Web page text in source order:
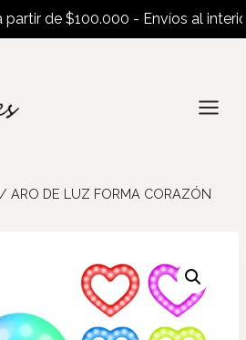
de $100.000 - Envíos al interior
/ ARO DE LUZ FORMA CORAZÓN